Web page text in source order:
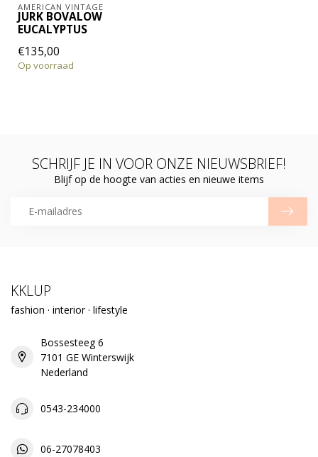
AMERICAN VINTAGE
JURK BOVALOW
EUCALYPTUS
€135,00
Op voorraad
SCHRIJF JE IN VOOR ONZE NIEUWSBRIEF!
Blijf op de hoogte van acties en nieuwe items
KKLUP
fashion · interior · lifestyle
Bossesteeg 6
7101 GE Winterswijk
Nederland
0543-234000
06-27078403